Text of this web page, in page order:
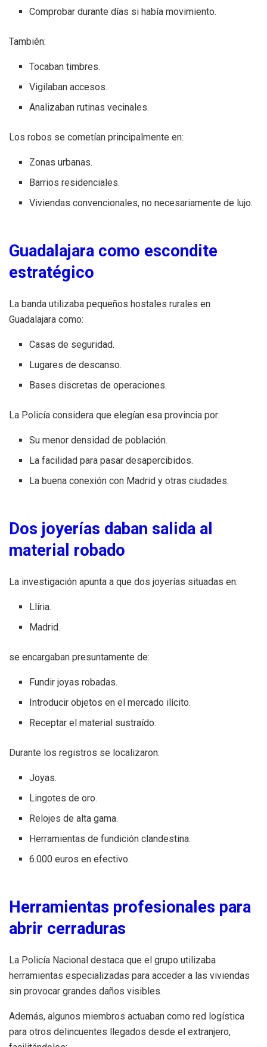
Comprobar durante días si había movimiento.
También:
Tocaban timbres.
Vigilaban accesos.
Analizaban rutinas vecinales.
Los robos se cometían principalmente en:
Zonas urbanas.
Barrios residenciales.
Viviendas convencionales, no necesariamente de lujo.
Guadalajara como escondite
estratégico
La banda utilizaba pequeños hostales rurales en
Guadalajara como:
Casas de seguridad.
Lugares de descanso.
Bases discretas de operaciones.
La Policía considera que elegían esa provincia por:
Su menor densidad de población.
La facilidad para pasar desapercibidos.
La buena conexión con Madrid y otras ciudades.
Dos joyerías daban salida al
material robado
La investigación apunta a que dos joyerías situadas en:
Llíria.
Madrid.
se encargaban presuntamente de:
Fundir joyas robadas.
Introducir objetos en el mercado ilícito.
Receptar el material sustraído.
Durante los registros se localizaron:
Joyas.
Lingotes de oro.
Relojes de alta gama.
Herramientas de fundición clandestina.
6.000 euros en efectivo.
Herramientas profesionales para
abrir cerraduras
La Policía Nacional destaca que el grupo utilizaba
herramientas especializadas para acceder a las viviendas
sin provocar grandes daños visibles.
Además, algunos miembros actuaban como red logística
para otros delincuentes llegados desde el extranjero,